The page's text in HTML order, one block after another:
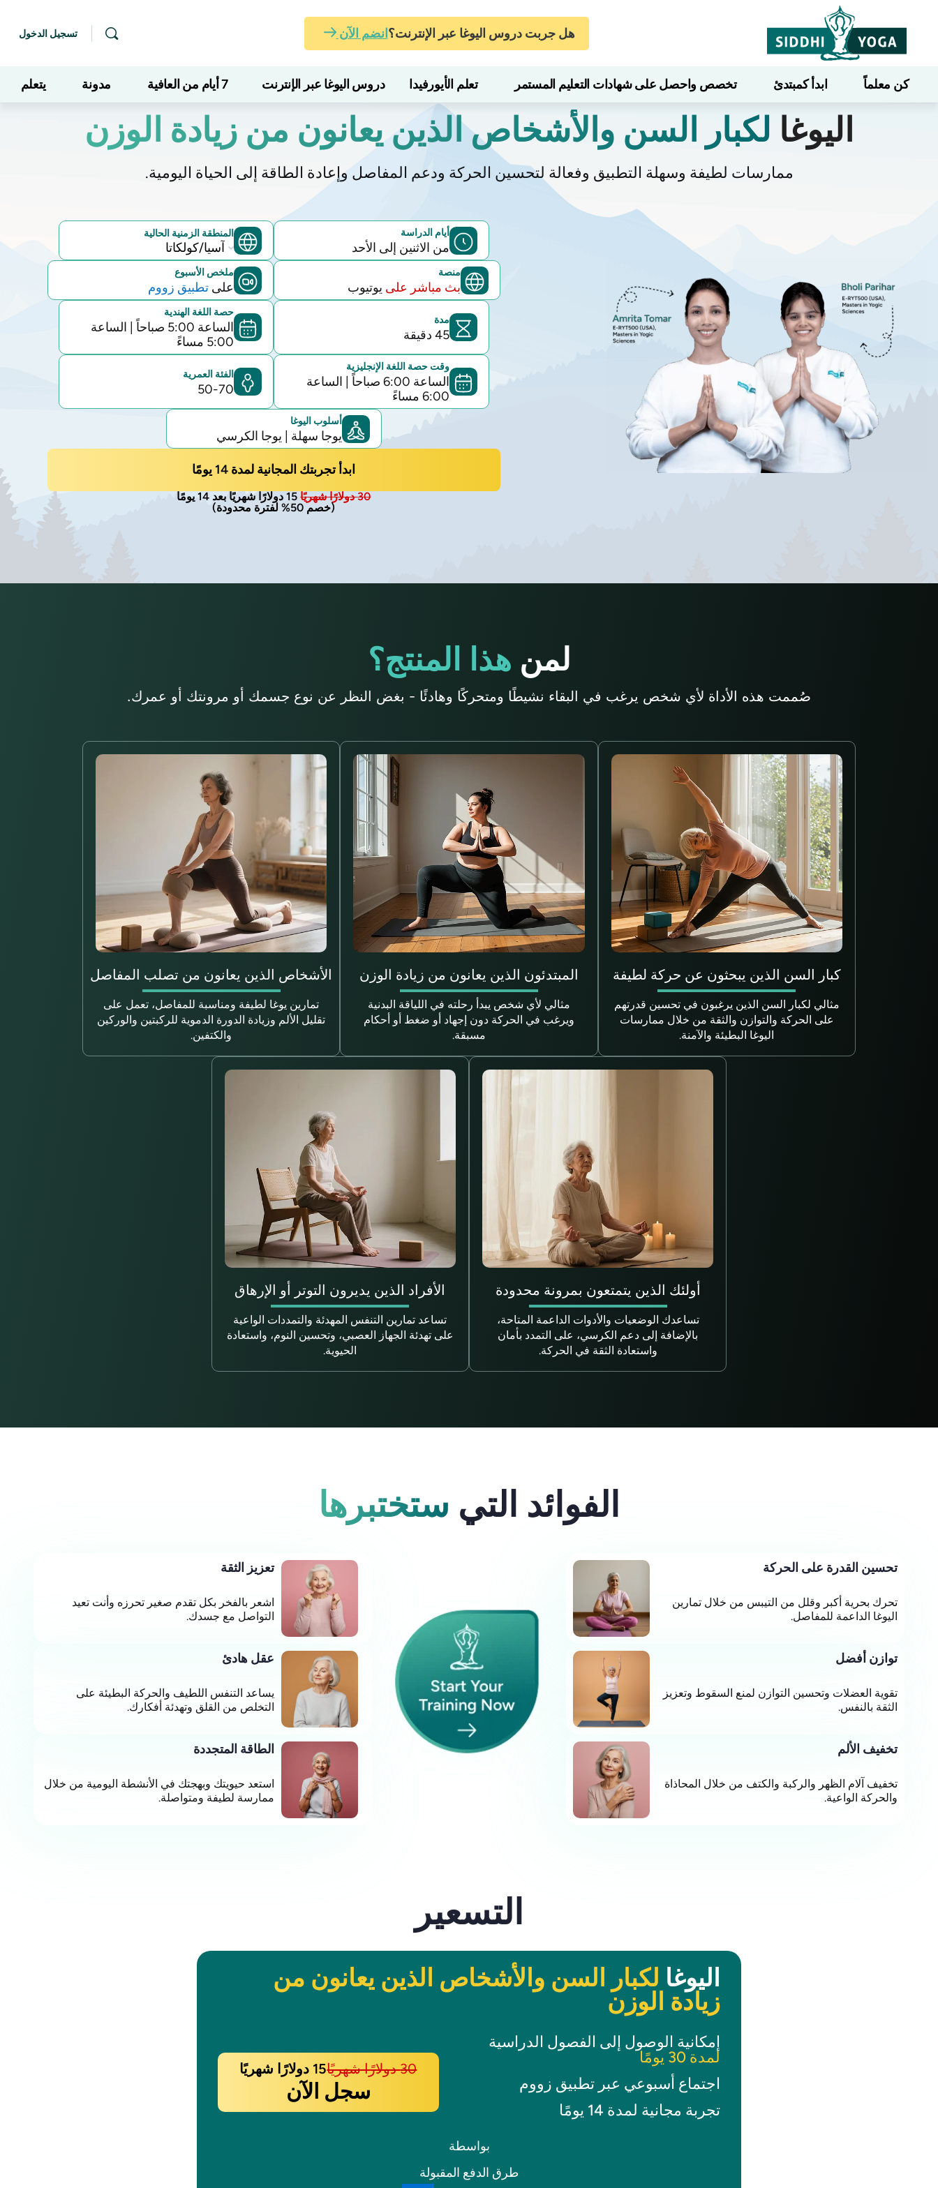
هل جربت دروس اليوغا عبر الإنترنت؟انضم الآن تسجيل الدخول
كن معلماً ابدأ كمبتدئ تخصص واحصل على شهادات التعليم المستمر تعلم الأيورفيدا دروس اليوغا عبر الإنترنت 7 أيام من العافية مدونة يتعلم
اليوغا لكبار السن والأشخاص الذين يعانون من زيادة الوزن
ممارسات لطيفة وسهلة التطبيق وفعالة لتحسين الحركة ودعم المفاصل وإعادة الطاقة إلى الحياة اليومية.
أيام الدراسة
من الاثنين إلى الأحد
المنطقة الزمنية الحالية
المنطقة
الزمنية
الحالية
منصة
بث مباشر على يوتيوب
ملخص الأسبوع
على تطبيق زووم
مدة
45 دقيقة
حصة اللغة الهندية
الساعة 5:00 صباحاً
الساعة
5:00 مساءً
وقت حصة اللغة الإنجليزية
الساعة 6:00 صباحاً
الساعة
6:00 مساءً
الفئة العمرية
50-70
أسلوب اليوغا
يوجا سهلة | يوجا الكرسي
ابدأ تجربتك المجانية لمدة 14 يومًا
30 دولارًا شهريًا
15 دولارًا شهريًا بعد 14 يومًا
(خصم 50% لفترة محدودة)
لمن هذا المنتج؟
صُممت هذه الأداة لأي شخص يرغب في البقاء نشيطًا ومتحركًا وهادئًا - بغض النظر عن نوع جسمك أو مرونتك أو عمرك.
كبار السن الذين يبحثون عن حركة لطيفة
مثالي لكبار السن الذين يرغبون في تحسين قدرتهم
على الحركة والتوازن والثقة من خلال ممارسات
اليوغا البطيئة والآمنة.
المبتدئون الذين يعانون من زيادة الوزن
مثالي لأي شخص يبدأ رحلته في اللياقة البدنية
ويرغب في الحركة دون إجهاد أو ضغط أو أحكام
مسبقة.
الأشخاص الذين يعانون من تصلب المفاصل
تمارين يوغا لطيفة ومناسبة للمفاصل، تعمل على
تقليل الألم وزيادة الدورة الدموية للركبتين والوركين
والكتفين.
أولئك الذين يتمتعون بمرونة محدودة
تساعدك الوضعيات والأدوات الداعمة المتاحة،
بالإضافة إلى دعم الكرسي، على التمدد بأمان
واستعادة الثقة في الحركة.
الأفراد الذين يديرون التوتر أو الإرهاق
تساعد تمارين التنفس المهدئة والتمددات الواعية
على تهدئة الجهاز العصبي، وتحسين النوم، واستعادة
الحيوية.
الفوائد التي ستختبرها
تحسين القدرة على الحركة
تحرك بحرية أكبر وقلل من التيبس من خلال تمارين
اليوغا الداعمة للمفاصل.
توازن أفضل
تقوية العضلات وتحسين التوازن لمنع السقوط وتعزيز
الثقة بالنفس.
تخفيف الألم
تخفيف آلام الظهر والركبة والكتف من خلال المحاذاة
والحركة الواعية.
تعزيز الثقة
اشعر بالفخر بكل تقدم صغير تحرزه وأنت تعيد
التواصل مع جسدك.
عقل هادئ
يساعد التنفس اللطيف والحركة البطيئة على
التخلص من القلق وتهدئة أفكارك.
الطاقة المتجددة
استعد حيويتك وبهجتك في الأنشطة اليومية من خلال
ممارسة لطيفة ومتواصلة.
التسعير
اليوغا لكبار السن والأشخاص الذين يعانون من
زيادة الوزن
إمكانية الوصول إلى الفصول الدراسية
لمدة 30 يومًا
اجتماع أسبوعي عبر تطبيق زووم
تجربة مجانية لمدة 14 يومًا
30 دولارًا شهريًا 15 دولارًا شهريًا
سجل الآن
بواسطة
طرق الدفع المقبولة